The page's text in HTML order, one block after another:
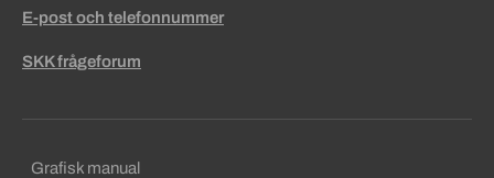
E-post och telefonnummer
SKK frågeforum
Sekundära sidfotslänkar
Grafisk manual